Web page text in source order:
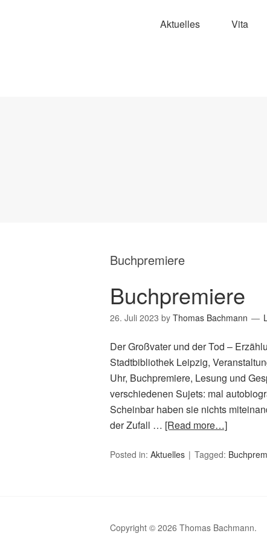
Aktuelles Vita
Buchpremiere
Buchpremiere
26. Juli 2023 by Thomas Bachmann
Der Großvater und der Tod –
Stadtbibliothek Leipzig,
Uhr, Buchpremiere, Lesung und
verschiedenen Sujets: mal
Scheinbar haben sie nichts
der Zufall … [Read more…]
Posted in: Aktuelles Tagged:
Copyright © 2026 Thomas Bachmann.